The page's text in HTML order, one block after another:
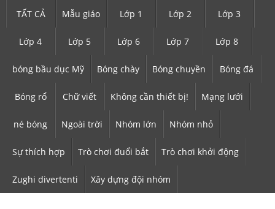
TẤT CẢ Mẫu giáo Lớp 1 Lớp 2 Lớp 3
Lớp 4 Lớp 5 Lớp 6 Lớp 7 Lớp 8
bóng bầu dục Mỹ Bóng chày Bóng chuyền Bóng đá
Bóng rổ Chữ viết Không cần thiết bị! Mạng lưới
né bóng Ngoài trời Nhóm lớn Nhóm nhỏ
Sự thích hợp Trò chơi đuổi bắt Trò chơi khởi động
Zughi divertenti Xây dựng đội nhóm